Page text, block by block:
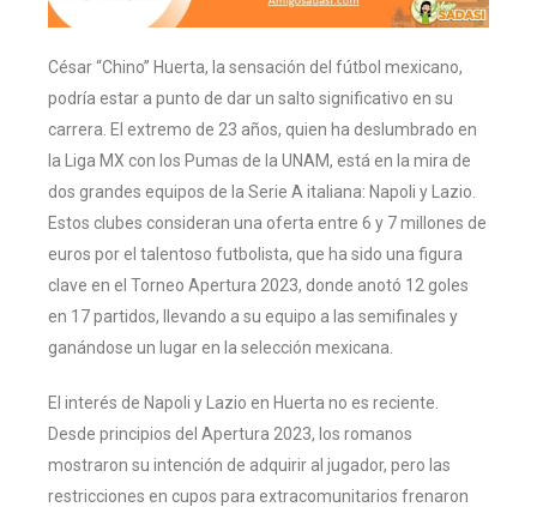
César “Chino” Huerta, la sensación del fútbol mexicano,
podría estar a punto de dar un salto significativo en su
carrera. El extremo de 23 años, quien ha deslumbrado en
la Liga MX con los Pumas de la UNAM, está en la mira de
dos grandes equipos de la Serie A italiana: Napoli y Lazio.
Estos clubes consideran una oferta entre 6 y 7 millones de
euros por el talentoso futbolista, que ha sido una figura
clave en el Torneo Apertura 2023, donde anotó 12 goles
en 17 partidos, llevando a su equipo a las semifinales y
ganándose un lugar en la selección mexicana.
El interés de Napoli y Lazio en Huerta no es reciente.
Desde principios del Apertura 2023, los romanos
mostraron su intención de adquirir al jugador, pero las
restricciones en cupos para extracomunitarios frenaron